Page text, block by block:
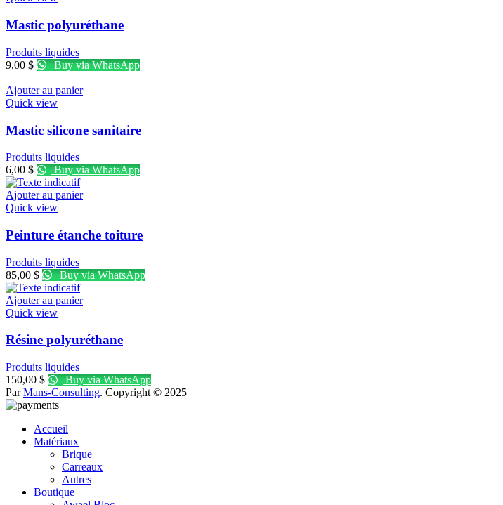
Mastic polyuréthane
Produits liquides
9,00 $ Buy via WhatsApp
Ajouter au panier
Quick view
Mastic silicone sanitaire
Produits liquides
6,00 $ Buy via WhatsApp
Ajouter au panier
Quick view
Peinture étanche toiture
Produits liquides
85,00 $ Buy via WhatsApp
Ajouter au panier
Quick view
Résine polyuréthane
Produits liquides
150,00 $
Buy via WhatsApp
ParMans-Consulting. Copyright © 2025
Accueil
Matériaux
Brique
Carreaux
Autres
Boutique